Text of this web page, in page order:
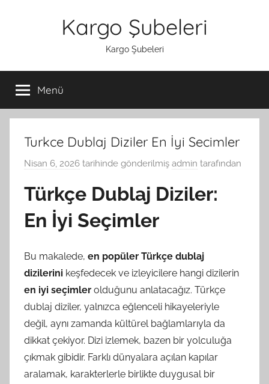
Kargo Şubeleri
Kargo Şubeleri
Menü
Turkce Dublaj Diziler En İyi Secimler
Nisan 6, 2026 tarihinde gönderilmiş admin tarafından
Türkçe Dublaj Diziler:
En İyi Seçimler
Bu makalede, en popüler Türkçe dublaj
dizilerini keşfedecek ve izleyicilere hangi dizilerin
en iyi seçimler olduğunu anlatacağız. Türkçe
dublaj diziler, yalnızca eğlenceli hikayeleriyle
değil, aynı zamanda kültürel bağlamlarıyla da
dikkat çekiyor. Dizi izlemek, bazen bir yolculuğa
çıkmak gibidir. Farklı dünyalara açılan kapılar
aralamak, karakterlerle birlikte duygusal bir